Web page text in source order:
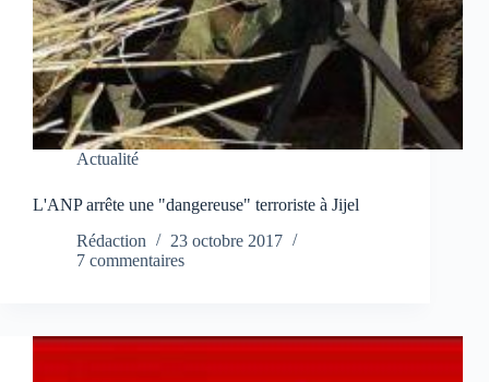
Actualité
L'ANP arrête une "dangereuse" terroriste à Jijel
Rédaction
23 octobre 2017
7 commentaires